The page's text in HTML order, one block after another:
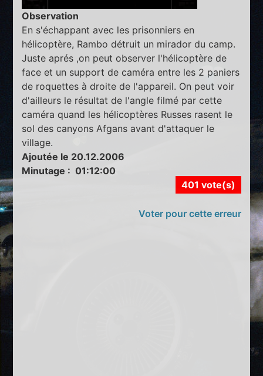
Observation
En s'échappant avec les prisonniers en
hélicoptère, Rambo détruit un mirador du camp.
Juste aprés ,on peut observer l'hélicoptère de
face et un support de caméra entre les 2 paniers
de roquettes à droite de l'appareil. On peut voir
d'ailleurs le résultat de l'angle filmé par cette
caméra quand les hélicoptères Russes rasent le
sol des canyons Afgans avant d'attaquer le
village.
Ajoutée le 20.12.2006
Minutage : 01:12:00
401 vote(s)
Voter pour cette erreur